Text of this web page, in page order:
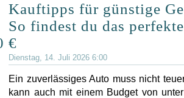
Kauftipps für günstige
So findest du das
€
Dienstag, 14. Juli 2026 6:00
Ein zuverlässiges Auto muss nicht
kann auch mit einem Budget von